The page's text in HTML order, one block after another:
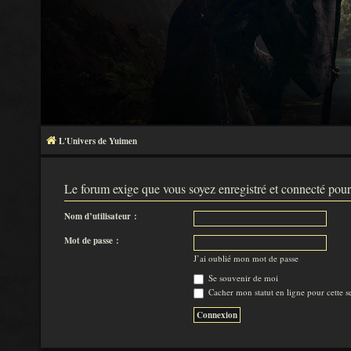
L'Univers de Yuimen
Le forum exige que vous soyez enregistré et connecté
Nom d’utilisateur :
Mot de passe :
J’ai oublié mon mot de passe
Se souvenir de moi
Cacher mon statut en ligne pour cette